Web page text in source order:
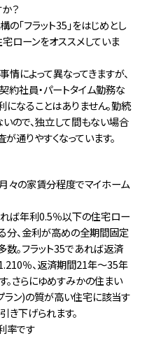
？
「フラット35」をはじめとし
ローンをオススメしていま
によって異なってきますが、
約社員・パートタイム勤務な
なることはありません。勤続
ので、独立して間もない場合
通りやすくなっています。
々の家賃分程度でマイホーム
ば年利0.5％以下の住宅ロー
分、金利が高めの全期間固定
。フラット35であれば返済
％、返済期間21年～35年
さらにゆめすみかの住まい
ラン)の質が高い住宅に該当す
下げられます。
率です